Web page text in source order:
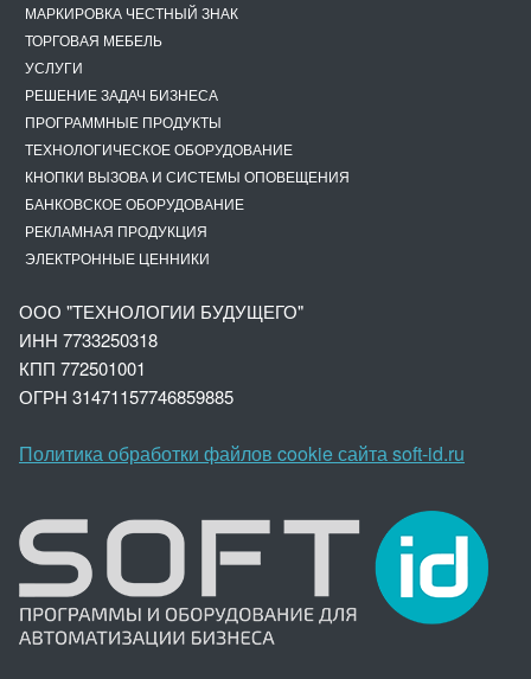
МАРКИРОВКА ЧЕСТНЫЙ ЗНАК
ТОРГОВАЯ МЕБЕЛЬ
УСЛУГИ
РЕШЕНИЕ ЗАДАЧ БИЗНЕСА
ПРОГРАММНЫЕ ПРОДУКТЫ
ТЕХНОЛОГИЧЕСКОЕ ОБОРУДОВАНИЕ
КНОПКИ ВЫЗОВА И СИСТЕМЫ ОПОВЕЩЕНИЯ
БАНКОВСКОЕ ОБОРУДОВАНИЕ
РЕКЛАМНАЯ ПРОДУКЦИЯ
ЭЛЕКТРОННЫЕ ЦЕННИКИ
ООО "ТЕХНОЛОГИИ БУДУЩЕГО"
ИНН 7733250318
КПП 772501001
ОГРН 31471157746859885
Политика обработки файлов cookie сайта soft-id.ru